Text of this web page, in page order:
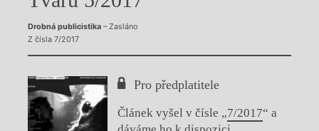
Drobná publicistika– Zasláno
Z čísla 7/2017
Pro předplatitele
Článek vyšel v čísle „7/2017“ a